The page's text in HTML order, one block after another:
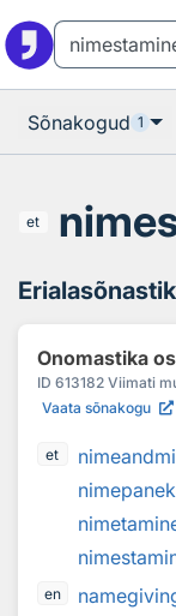
Sõnakogud 1
et
Onomastika
ID 613182 Viimati
Vaata sõnakogu
et
nimepanek
en